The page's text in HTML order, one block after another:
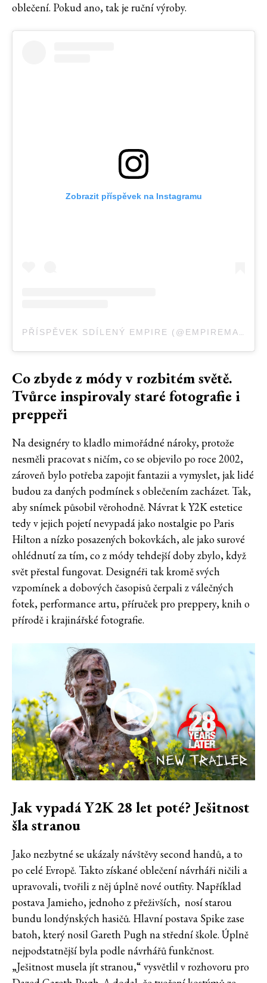
oblečení. Pokud ano, tak je ruční výroby.
Zobrazit příspěvek na Instagramu
PŘÍSPĚVEK SDÍLENÝ EMPIRE (@EMPIREMAGAZINE)
Co zbyde z módy v rozbitém světě.
Tvůrce inspirovaly staré fotografie i
preppeři
Na designéry to kladlo mimořádné nároky, protože
nesměli pracovat s ničím, co se objevilo po roce 2002,
zároveň bylo potřeba zapojit fantazii a vymyslet, jak lidé
budou za daných podmínek s oblečením zacházet. Tak,
aby snímek působil věrohodně. Návrat k Y2K estetice
tedy v jejich pojetí nevypadá jako nostalgie po Paris
Hilton a nízko posazených bokovkách, ale jako surové
ohlédnutí za tím, co z módy tehdejší doby zbylo, když
svět přestal fungovat. Designéři tak kromě svých
vzpomínek a dobových časopisů čerpali z válečných
fotek, performance artu, příruček pro preppery, knih o
přírodě i krajinářské fotografie.
Jak vypadá Y2K 28 let poté? Ješitnost
šla stranou
Jako nezbytné se ukázaly návštěvy second handů, a to
po celé Evropě. Takto získané oblečení návrháři ničili a
upravovali, tvořili z něj úplně nové outfity. Například
postava Jamieho, jednoho z přeživších, nosí starou
bundu londýnských hasičů. Hlavní postava Spike zase
batoh, který nosil Gareth Pugh na střední škole. Úplně
nejpodstatnější byla podle návrhářů funkčnost.
„Ješitnost musela jít stranou,“ vysvětlil v rozhovoru pro